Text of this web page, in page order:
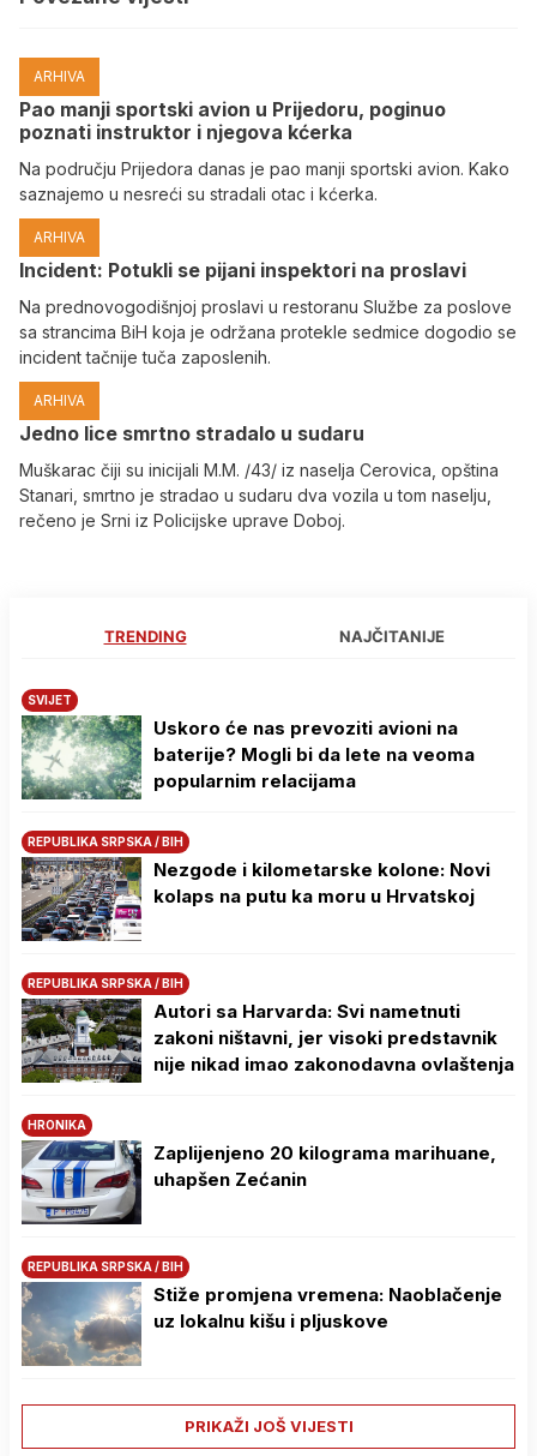
ARHIVA
Pao manji sportski avion u Prijedoru, poginuo
poznati instruktor i njegova kćerka
Na području Prijedora danas je pao manji sportski avion. Kako
saznajemo u nesreći su stradali otac i kćerka.
ARHIVA
Incident: Potukli se pijani inspektori na proslavi
Na prednovogodišnjoj proslavi u restoranu Službe za poslove
sa strancima BiH koja je održana protekle sedmice dogodio se
incident tačnije tuča zaposlenih.
ARHIVA
Јedno lice smrtno stradalo u sudaru
Muškarac čiji su inicijali M.M. /43/ iz naselja Cerovica, opština
Stanari, smrtno je stradao u sudaru dva vozila u tom naselju,
rečeno je Srni iz Policijske uprave Doboj.
TRENDING NAJČITANIJE
SVIJET
Uskoro će nas prevoziti avioni na
baterije? Mogli bi da lete na veoma
popularnim relacijama
REPUBLIKA SRPSKA / BIH
Nezgode i kilometarske kolone: Novi
kolaps na putu ka moru u Hrvatskoj
REPUBLIKA SRPSKA / BIH
Autori sa Harvarda: Svi nametnuti
zakoni ništavni, jer visoki predstavnik
nije nikad imao zakonodavna ovlaštenja
HRONIKA
Zaplijenjeno 20 kilograma marihuane,
uhapšen Zećanin
REPUBLIKA SRPSKA / BIH
Stiže promjena vremena: Naoblačenje
uz lokalnu kišu i pljuskove
PRIKAŽI JOŠ VIJESTI